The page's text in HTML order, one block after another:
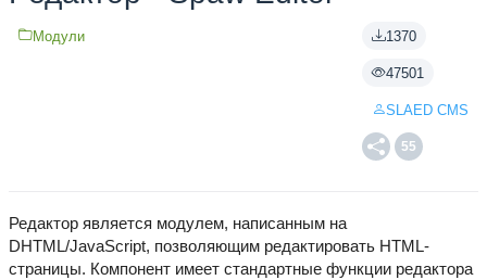
1370
47501
SLAED CMS
55
Модули
Редактор является модулем, написанным на
DHTML/JavaScript, позволяющим редактировать HTML-
страницы. Компонент имеет стандартные функции редактора